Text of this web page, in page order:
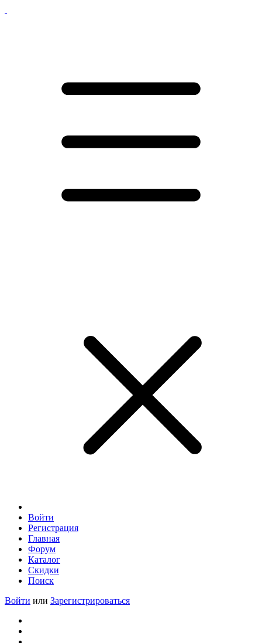
Войти
Регистрация
Главная
Форум
Каталог
Скидки
Поиск
Войти или Зарегистрироваться